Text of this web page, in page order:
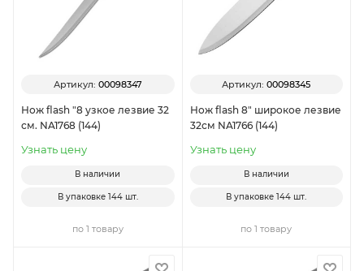
Артикул: 00098347
Нож flash "8 узкое лезвие 32
см. NA1768 (144)
Узнать цену
В наличии
В упаковке 144 шт.
по 1 товару
Артикул:00098345
Нож flash 8" широкое лезвие
32см NA1766 (144)
Узнать цену
В наличии
В упаковке144 шт.
по 1 товару